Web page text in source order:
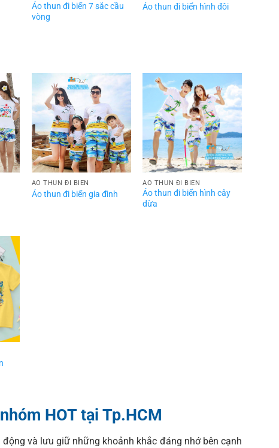
Áo thun đi biển 7 sắc cầu
vòng
Áo thun đi biển hình đôi
ÁO THUN ĐI BIỂN
Áo thun đi biển gia đình
ÁO THUN ĐI BIỂN
Áo thun đi biển hình cây
dừa
HOT tại Tp.HCM
và lưu giữ những khoảnh khắc đáng nhớ bên cạnh